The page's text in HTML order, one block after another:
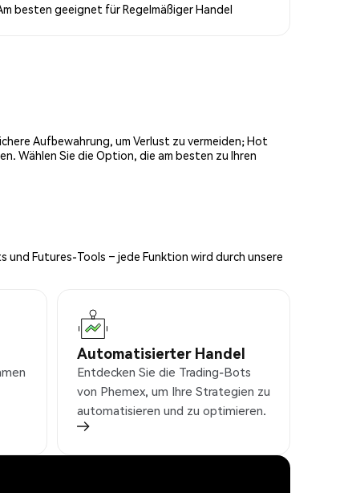
besten geeignet fürRegelmäßiger Handel
Aufbewahrung, um Verlust zu vermeiden; Hot
Wählen Sie die Option, die am besten zu Ihren
und Futures-Tools – jede Funktion wird durch unsere
Automatisierter Handel
Entdecken Sie die Trading-Bots
von Phemex, um Ihre Strategien zu
automatisieren und zu optimieren.